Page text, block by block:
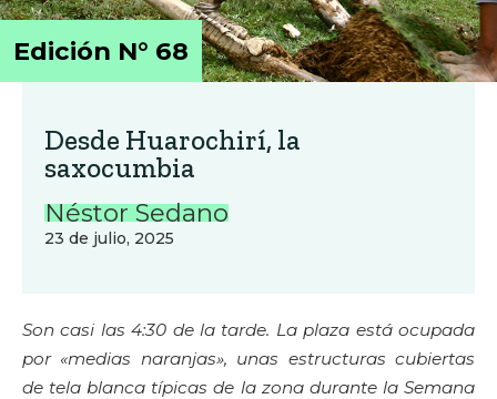
Edición N° 68
Desde Huarochirí, la
saxocumbia
Néstor Sedano
23 de julio, 2025
Son casi las 4:30 de la tarde. La plaza está ocupada
por «medias naranjas», unas estructuras cubiertas
de tela blanca típicas de la zona durante la Semana